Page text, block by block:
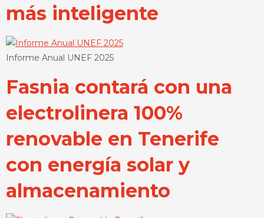
más inteligente
Informe Anual UNEF 2025
Fasnia contará con una
electrolinera 100%
renovable en Tenerife
con energía solar y
almacenamiento